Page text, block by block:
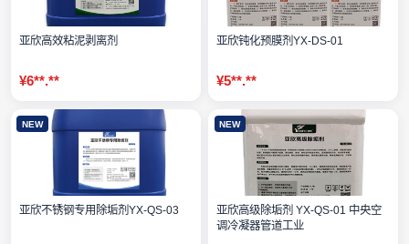
亚欣高效粘泥剥离剂
¥6**.**
亚欣钝化预膜剂YX-DS-01
¥5**.**
NEW
亚欣不锈钢专用除垢剂YX-QS-03
NEW
亚欣高级除垢剂 YX‑QS‑01 中央空
调冷凝器管道工业